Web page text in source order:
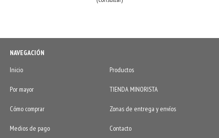
NAVEGACIÓN
Inicio
Productos
Por mayor TIENDA MINORISTA
Cómo comprar Zonas de entrega y envíos
Medios de pago Contacto